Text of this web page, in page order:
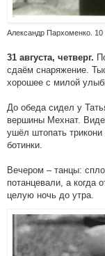
Александр Пархоменко. 10
31 августа, четверг.
сдаём снаряжение.
хорошее с милой
До обеда сидел у
вершины Мехнат.
ушёл штопать
ботинки.
Вечером – танцы:
потанцевали, а когда
целую ночь до утра.